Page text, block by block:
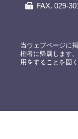
FAX. 029-
当ウェブページに
権者に帰属します
用をすることを固